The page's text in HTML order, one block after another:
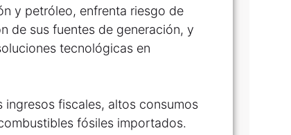
y petróleo, enfrenta riesgo de
de sus fuentes de generación, y
tecnológicas en
fiscales, altos consumos
fósiles importados.